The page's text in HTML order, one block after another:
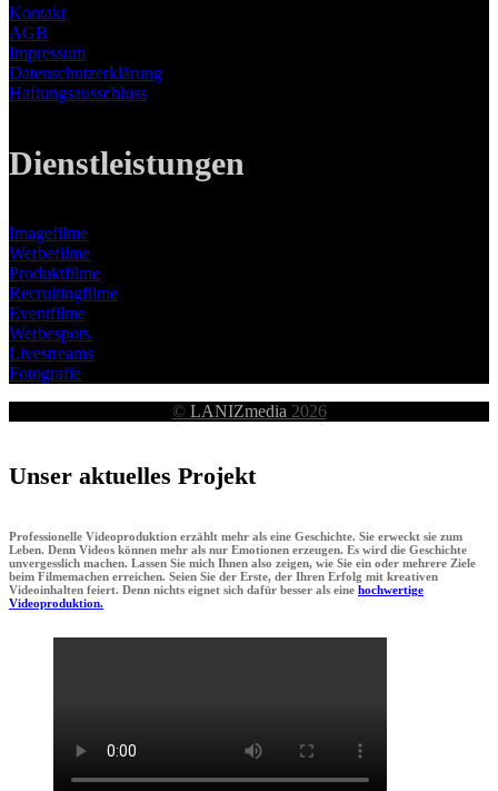
Kontakt
AGB
Impressum
Datenschutzerklärung
Haftungsausschluss
Dienstleistungen
Imagefilme
Werbefilme
Produktfilme
Recruitingfilme
Eventfilme
Werbespots
Livestreams
Fotografie
© LANIZmedia 2026
Unser aktuelles Projekt
Professionelle Videoproduktion erzählt mehr als eine Geschichte. Sie erweckt sie zum
Leben. Denn Videos können mehr als nur Emotionen erzeugen. Es wird die Geschichte
unvergesslich machen. Lassen Sie mich Ihnen also zeigen, wie Sie ein oder mehrere Ziele
beim Filmemachen erreichen. Seien Sie der Erste, der Ihren Erfolg mit kreativen
Videoinhalten feiert. Denn nichts eignet sich dafür besser als eine hochwertige
Videoproduktion.